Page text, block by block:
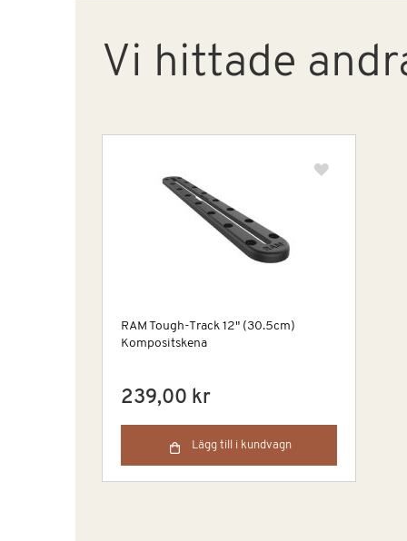
Vi hittade
RAM Tough-Track 12" (30.5cm)
Kompositskena
239,00 kr
Lägg till i kundvagn